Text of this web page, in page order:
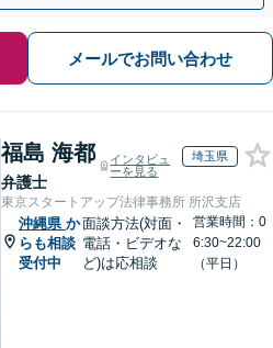
メールでお問い合わせ
福島 海都
弁護士
インタビュ
ーを見る
埼玉県
東京スタートアップ法律事務所 所沢支店
沖縄県 か
らも相談
受付中
面談方法(対面・
電話・ビデオな
ど)は応相談
営業時間：0
6:30~22:00
（平日）